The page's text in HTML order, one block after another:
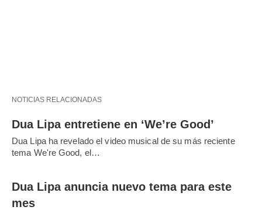
NOTICIAS RELACIONADAS
Dua Lipa entretiene en ‘We’re Good’
Dua Lipa ha revelado el video musical de su más reciente
tema We're Good, el…
Dua Lipa anuncia nuevo tema para este
mes